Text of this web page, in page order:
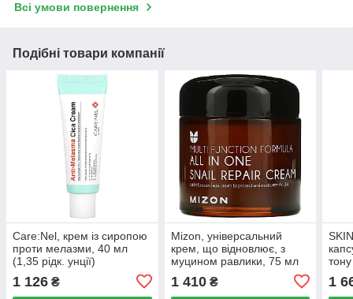
Всі умови повернення
Подібні товари компанії
Care:Nel, крем із сиропою
проти мелазми, 40 мл
(1,35 рідк. унції)
1 126 ₴
Mizon, універсальний
крем, що відновлює, з
муцином равлики, 75 мл
1 410₴ 1